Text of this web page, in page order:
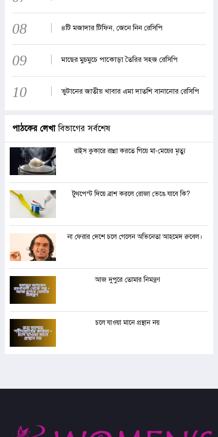
08 ৪টি মজাদার টিফিন, জেনে নিন রেসিপি
09 মাছের মুচমুচে পাকোড়া তৈরির সহজ রেসিপি
10 ভুটানের জাতীয় খাবার এমা দাতশি বানানোর রেসিপি
পাঠকের লেখাবিভাগের সর্বশেষ
রাইস কুকারে রান্না করতে গিয়ে মা-মেয়ের মৃত্যু
টুথপেস্ট দিয়ে ব্রাশ করলে রোজা ভেঙে যাবে কি?
না ফেরার দেশে চলে গেলেন অভিনেতা আহমেদ রুবেল।
আজ দুপুরে তোমার নিমন্ত্রণ
চলে যাওয়া মানে প্রস্থান নয়